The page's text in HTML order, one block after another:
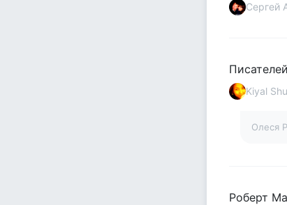
Сергей
Kiyal
Олеся
Роберт